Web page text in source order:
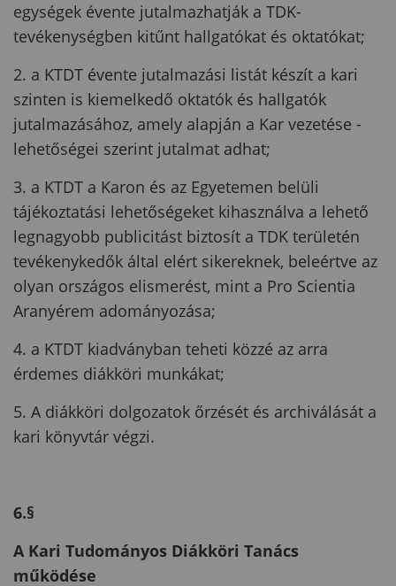
egységek évente jutalmazhatják a TDK-
tevékenységben kitűnt hallgatókat és oktatókat;
2. a KTDT évente jutalmazási listát készít a kari
szinten is kiemelkedő oktatók és hallgatók
jutalmazásához, amely alapján a Kar vezetése -
lehetőségei szerint jutalmat adhat;
3. a KTDT a Karon és az Egyetemen belüli
tájékoztatási lehetőségeket kihasználva a lehető
legnagyobb publicitást biztosít a TDK területén
tevékenykedők által elért sikereknek, beleértve az
olyan országos elismerést, mint a Pro Scientia
Aranyérem adományozása;
4. a KTDT kiadványban teheti közzé az arra
érdemes diákköri munkákat;
5. A diákköri dolgozatok őrzését és archiválását a
kari könyvtár végzi.
6.§
A Kari Tudományos Diákköri Tanács
működése